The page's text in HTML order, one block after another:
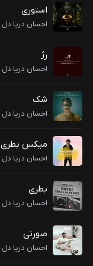
استوری
احسان دریا دل
رژ
احسان دریا دل
شک
احسان دریا دل
میکس بطری
احسان دریا دل
بطری
احسان دریا دل
صورتی
احسان دریا دل